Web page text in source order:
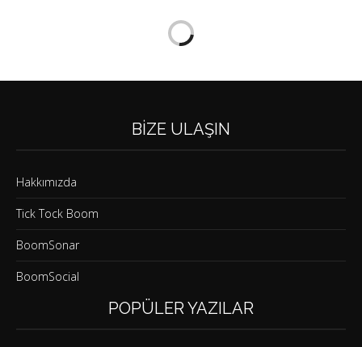
BIZE ULAŞIN
Hakkımızda
Tick Tock Boom
BoomSonar
BoomSocial
POPÜLER YAZILAR